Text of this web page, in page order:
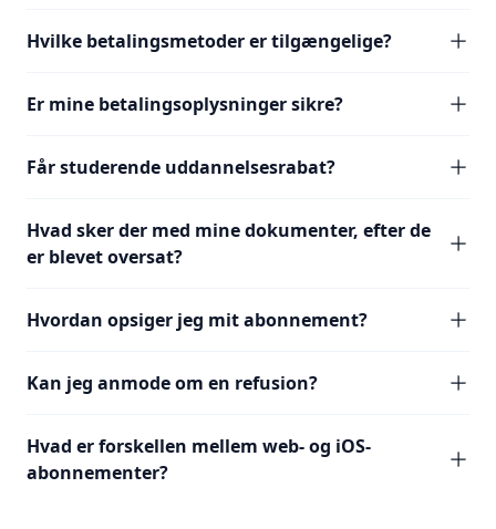
Hvilke betalingsmetoder er tilgængelige?
Er mine betalingsoplysninger sikre?
Får studerende uddannelsesrabat?
Hvad sker der med mine dokumenter, efter de
er blevet oversat?
Hvordan opsiger jeg mit abonnement?
Kan jeg anmode om en refusion?
Hvad er forskellen mellem web- og iOS-
abonnementer?